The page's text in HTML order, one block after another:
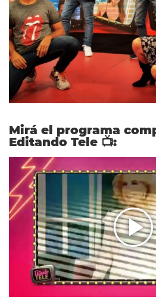
Mirá el programa
Editando Tele 📺: